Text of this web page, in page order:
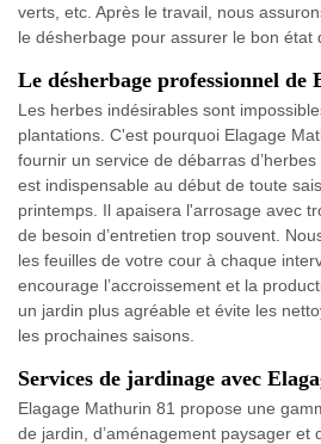
verts, etc. Après le travail, nous
le désherbage pour assurer le bon état
Le désherbage professionnel de
Les herbes indésirables sont
plantations. C'est pourquoi Elagage
fournir un service de débarras
est indispensable au début de toute
printemps. Il apaisera l'arrosage avec
de besoin d’entretien trop souvent.
les feuilles de votre cour à chaque
encourage l’accroissement et la
un jardin plus agréable et évite les
les prochaines saisons.
Services de jardinage avec
Elagage Mathurin 81 propose une
de jardin, d’aménagement paysager et